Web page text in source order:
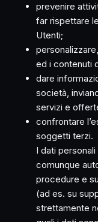
prevenire
far rispettare
Utenti;
ed i contenuti
dare
società,
servizi e
confrontare
soggetti terzi.
I dati
comunque
procedure e
(ad es. su
strettamente